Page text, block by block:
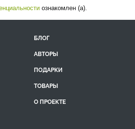
ознакомлен (а).
БЛОГ
АВТОРЫ
ПОДАРКИ
ТОВАРЫ
О ПРОЕКТЕ